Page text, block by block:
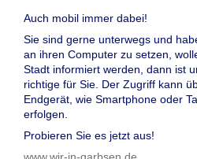
Auch mobil immer dabei!
Sie sind gerne unterwegs und
an ihren Computer zu setzen,
Stadt informiert werden, dann ist
richtige für Sie. Der Zugriff kann
Endgerät, wie Smartphone oder
erfolgen.
Probieren Sie es jetzt aus!
www.wir-in-garbsen.de